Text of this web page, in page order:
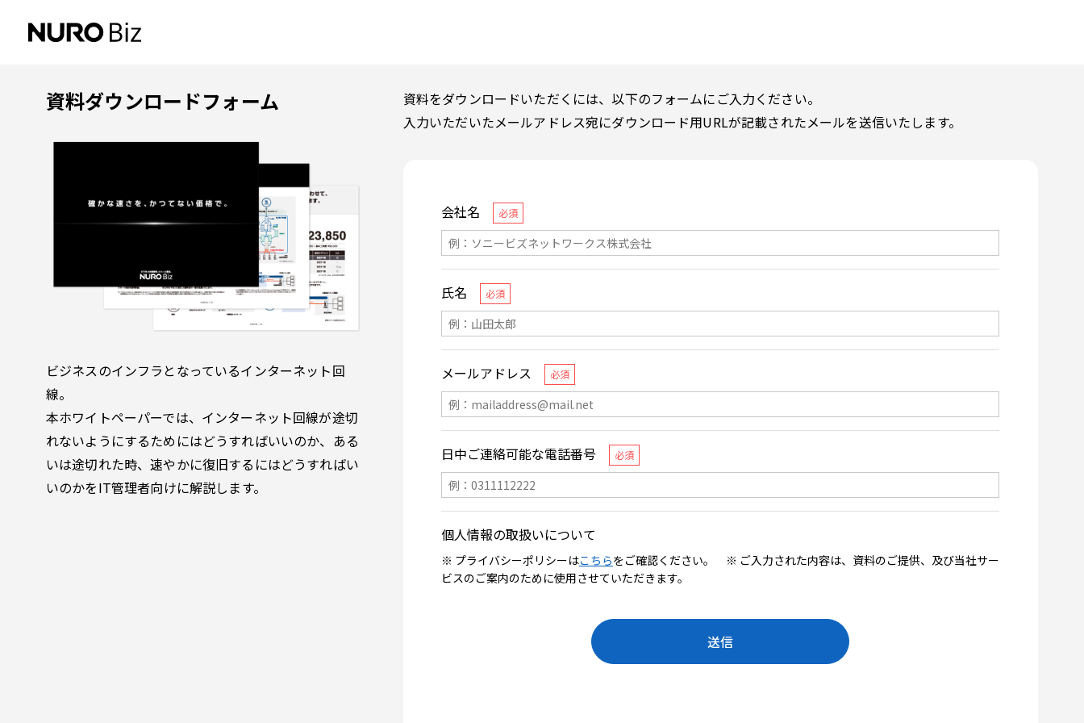
資料ダウンロードフォーム
ビジネスのインフラとなっているインターネット回
線。
本ホワイトペーパーでは、インターネット回線が途切
れないようにするためにはどうすればいいのか、ある
いは途切れた時、速やかに復旧するにはどうすればい
いのかをIT管理者向けに解説します。
資料をダウンロードいただくには、以下のフォームにご入力ください。
入力いただいたメールアドレス宛にダウンロード用URLが記載されたメールを送信いたします。